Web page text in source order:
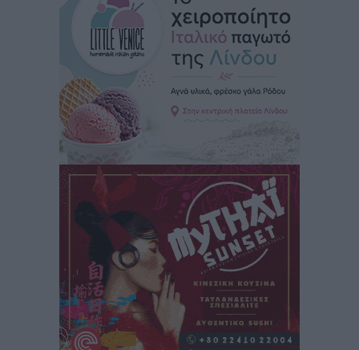
Καιρός: Επιμένουν οι υψηλές θερμοκρασίες – Ισχυρά
μελτέμια έως 9 μποφόρ, σε «Red Code» 6 περιοχές
Τοπικές Ειδήσεις πριν 15 ώρες
Τα φοιτητικά ενοίκια «τινάζουν στον αέρα» τους
οικογενειακούς προϋπολογισμούς
Ειδήσεις• πριν 15 ώρες
Δύο νέοι ξενώνες παραδόθηκαν στις Ένοπλες
Δυνάμεις στη νήσο Ρω
Τοπικές Ειδήσεις πριν 16 ώρες
Συνεχίζεται η έξοδος του Αυγούστου – Πάνω από
34.000 αναχωρούν σήμερα μόνο από τον Πειραιά
Ειδήσεις• πριν 16 ώρες